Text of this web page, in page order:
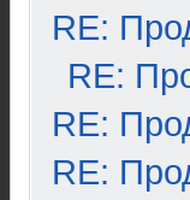
RE:
RE:
RE:
RE: